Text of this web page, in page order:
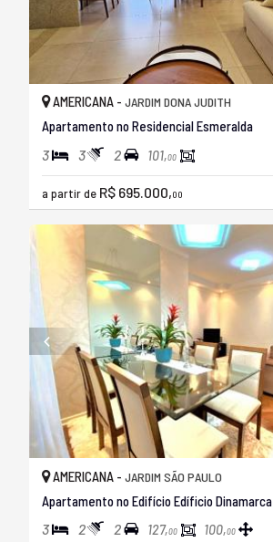
AMERICANA - JARDIM DONA JUDITH
Apartamento no Residencial Esmeralda
3 3 2 101,00
a partir de R$ 695.000,00
AMERICANA - JARDIM SÃO PAULO
Apartamento no Edifício Edíficio Dinamarca
3 2 2 127,00 100,00